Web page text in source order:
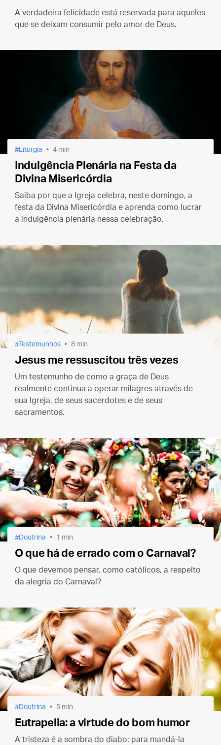
A verdadeira felicidade está reservada para aqueles
que se deixam consumir pelo amor de Deus.
Liturgia 4 min
Indulgência Plenária na Festa da
Divina Misericórdia
Saiba por que a Igreja celebra, neste domingo, a
festa da Divina Misericórdia e aprenda como lucrar
a indulgência plenária nessa celebração.
Testemunhos 8 min
Jesus me ressuscitou três vezes
Um testemunho de como a graça de Deus
realmente continua a operar milagres através de
sua Igreja, de seus sacerdotes e de seus
sacramentos.
Doutrina 1 min
O que há de errado com o Carnaval?
O que devemos pensar, como católicos, a respeito
da alegria do Carnaval?
Doutrina 5 min
Eutrapelia: a virtude do bom humor
A tristeza é a sombra do diabo: para mandá-la